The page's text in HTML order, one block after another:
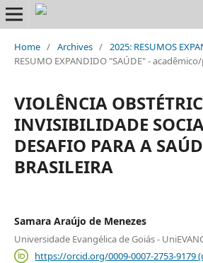
Home / Archives / 2025: RESUMOS
RESUMO EXPANDIDO "SAÚDE" -
VIOLÊNCIA
INVISIBILIDADE
DESAFIO PARA A
BRASILEIRA
Samara Araújo de Menezes
Universidade Evangélica de Goiás -
https://orcid.org/0009-0007-2753-9179